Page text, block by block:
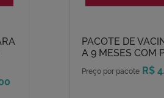
PACOTE DE
A 9 MESES COM
Preço por pacote R$